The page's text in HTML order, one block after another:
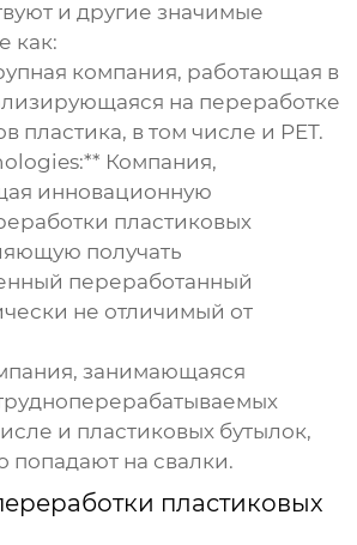
и другие значимые
как:
компания, работающая в
на переработке
пластика, в том числе и PET.
Компания,
инновационную
пластиковых
получать
переработанный
не отличимый от
занимающаяся
и пластиковых бутылок,
попадают на свалки.
пластиковых